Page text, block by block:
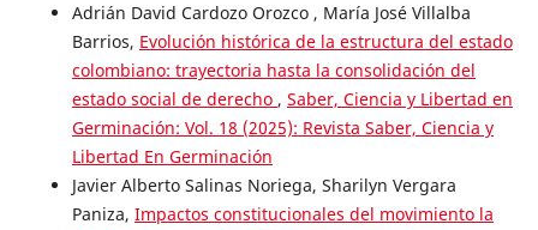
Adrián David Cardozo Orozco , María José Villalba
Barrios, Evolución histórica de la estructura del estado
colombiano: trayectoria hasta la consolidación del
estado social de derecho , Saber, Ciencia y Libertad en
Germinación: Vol. 18 (2025): Revista Saber, Ciencia y
Libertad En Germinación
Javier Alberto Salinas Noriega, Sharilyn Vergara
Paniza, Impactos constitucionales del movimiento la